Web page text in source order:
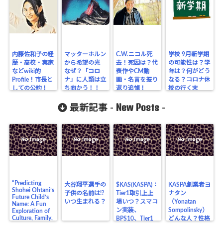
内藤佐和子の経
歴・高校・実家
などwiki的
Profile！市長と
しての公約！
マッターホルン
から希望の光
なぜ？「コロ
ナ」に人類は立
ち向かう！！
C.W.ニコル死
去！死因は？代
表作やCM動
画・名言を振り
返り追悼！
学校 9月新学期
の可能性は？学
年は？何がどう
なる？コロナ休
校の行く末
最新記事 - New Posts -
“Predicting
Shohei Ohtani’s
Future Child’s
Name: A Fun
Exploration of
Culture, Family,
大谷翔平選手の
子供の名前は!?
いつ生まれる？
$KAS(KASPA)：
Tier1取引上上
場いつ？スマコ
ン実装、
BPS10、Tier1
KASPA創業者ヨ
ナタン
（Yonatan
Sompolinsky）
どんな人？性格